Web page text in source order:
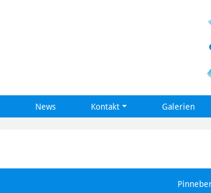
News Kontakt Galerien